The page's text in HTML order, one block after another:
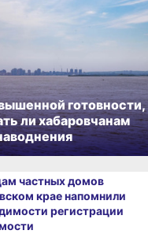
готовности,
ли хабаровчанам
частных домов
крае напомнили
регистрации